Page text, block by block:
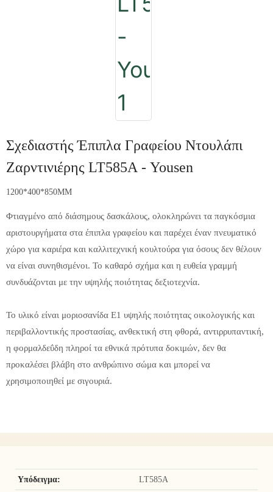
Σχεδιαστής Έπιπλα Γραφείου Ντουλάπι
Ζαρντινιέρης LT585A - Yousen
1200*400*850MM
Φτιαγμένο από διάσημους δασκάλους, ολοκληρώνει τα παγκόσμια
αριστουργήματα στα έπιπλα γραφείου και παρέχει έναν πνευματικό
χώρο για καριέρα και καλλιτεχνική κουλτούρα για όσους δεν θέλουν
να είναι συνηθισμένοι. Το καθαρό σχήμα και η ευθεία γραμμή
συνδυάζονται με την υψηλής ποιότητας δεξιοτεχνία.
Το υλικό είναι μοριοσανίδα E1 υψηλής ποιότητας οικολογικής και
περιβαλλοντικής προστασίας, ανθεκτική στη φθορά, αντιρρυπαντική,
η φορμαλδεΰδη πληροί τα εθνικά πρότυπα δοκιμών, δεν θα
προκαλέσει βλάβη στο ανθρώπινο σώμα και μπορεί να
χρησιμοποιηθεί με σιγουριά.
Υπόδειγμα: LT585A